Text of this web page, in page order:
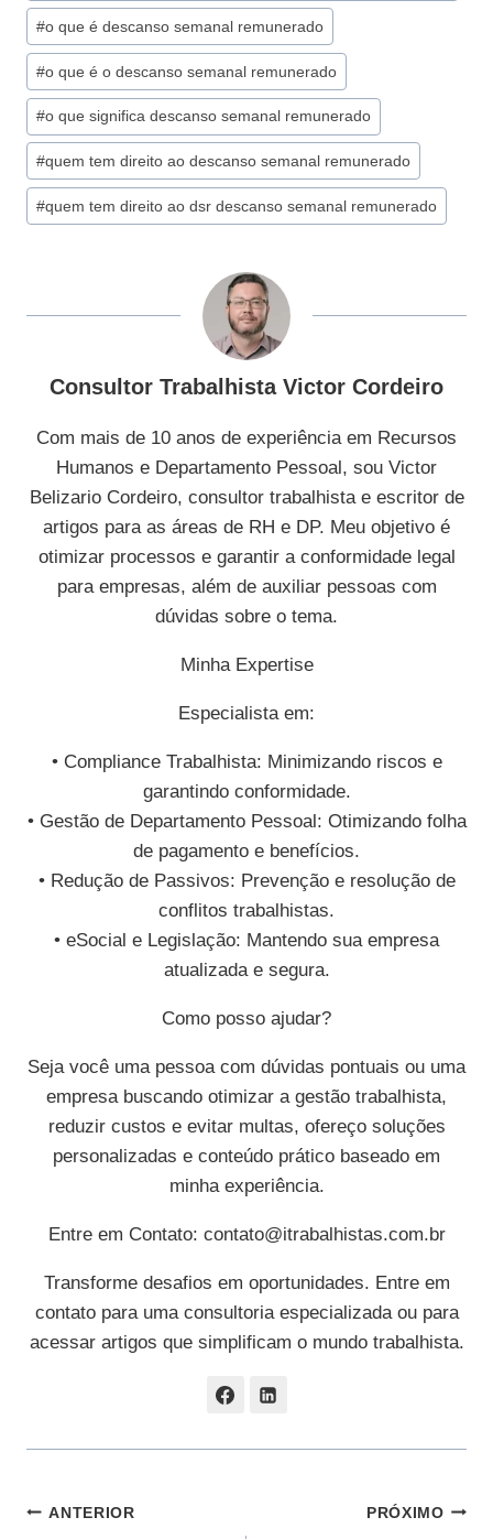
#o que é descanso semanal remunerado
#o que é o descanso semanal remunerado
#o que significa descanso semanal remunerado
#quem tem direito ao descanso semanal remunerado
#quem tem direito ao dsr descanso semanal remunerado
Consultor Trabalhista Victor Cordeiro
Com mais de 10 anos de experiência em Recursos
Humanos e Departamento Pessoal, sou Victor
Belizario Cordeiro, consultor trabalhista e escritor de
artigos para as áreas de RH e DP. Meu objetivo é
otimizar processos e garantir a conformidade legal
para empresas, além de auxiliar pessoas com
dúvidas sobre o tema.
Minha Expertise
Especialista em:
• Compliance Trabalhista: Minimizando riscos e
garantindo conformidade.
• Gestão de Departamento Pessoal: Otimizando folha
de pagamento e benefícios.
• Redução de Passivos: Prevenção e resolução de
conflitos trabalhistas.
• eSocial e Legislação: Mantendo sua empresa
atualizada e segura.
Como posso ajudar?
Seja você uma pessoa com dúvidas pontuais ou uma
empresa buscando otimizar a gestão trabalhista,
reduzir custos e evitar multas, ofereço soluções
personalizadas e conteúdo prático baseado em
minha experiência.
Entre em Contato: contato@itrabalhistas.com.br
Transforme desafios em oportunidades. Entre em
contato para uma consultoria especializada ou para
acessar artigos que simplificam o mundo trabalhista.
Navegação
ANTERIOR PRÓXIMO